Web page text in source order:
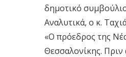
δημοτικό συμβούλιο
Αναλυτικά, ο κ.
«Ο πρόεδρος της
Θεσσαλονίκης.